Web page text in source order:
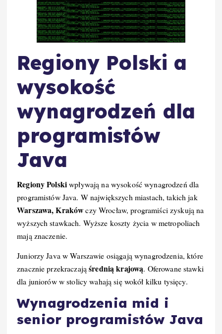
Regiony Polski a
wysokość
wynagrodzeń dla
programistów
Java
Regiony Polskiwpływają na wysokość wynagrodzeń dla
programistów Java. W największych miastach, takich jak
Warszawa, Krakówczy Wrocław, programiści zyskują na
wyższych stawkach. Wyższe koszty życia w metropoliach
mają znaczenie.
Juniorzy Java w Warszawie osiągają wynagrodzenia, które
znacznie przekraczająśrednią krajową. Oferowane stawki
dla juniorów w stolicy wahają się wokół kilku tysięcy.
Wynagrodzenia mid i
senior programistów Java